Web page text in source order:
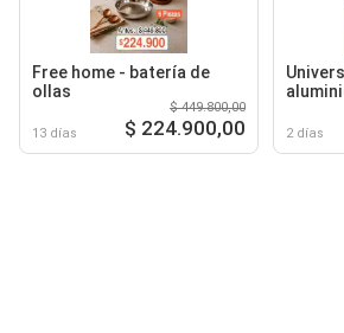
Free home - batería de
ollas
13 días
$ 449.800,00
$ 224.900,00 2 días